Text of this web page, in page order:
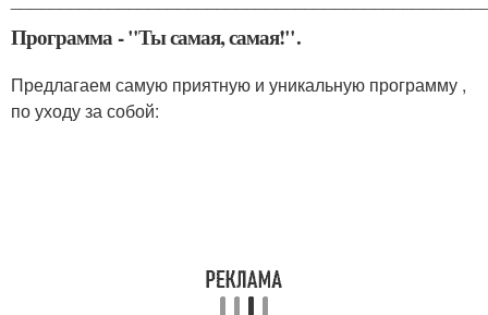
Программа - "Ты самая, самая!".
Предлагаем самую приятную и уникальную программу ,
по уходу за собой: